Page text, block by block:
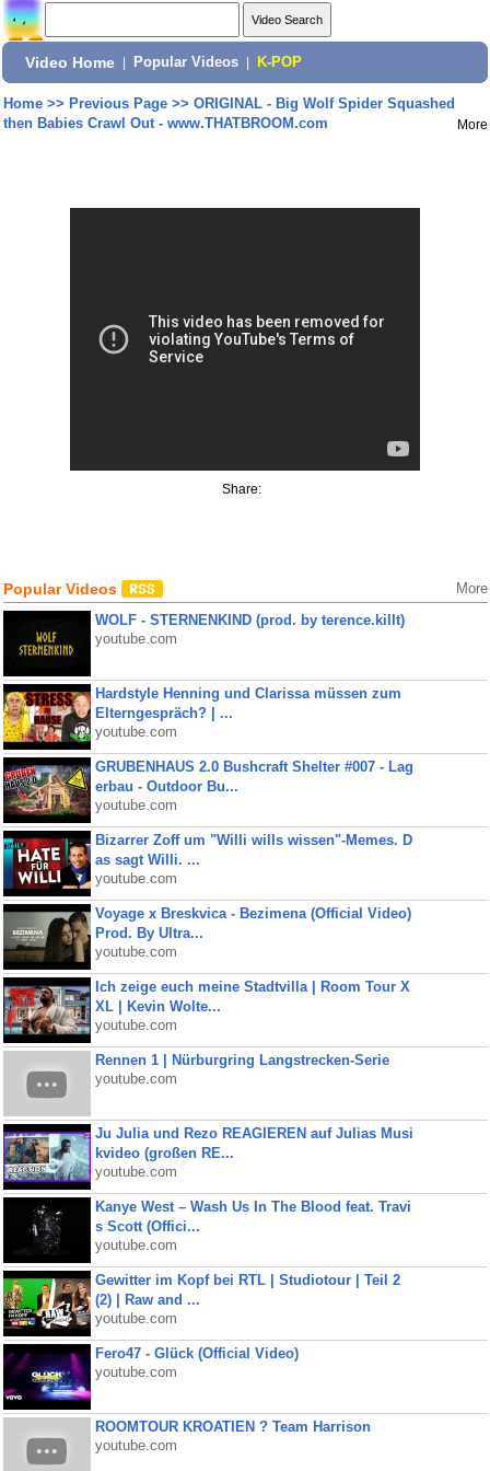
Video Home Popular Videos K-POP
Home>> Previous Page>> ORIGINAL - Big Wolf Spider Squashed
then Babies Crawl Out - www.THATBROOM.com
More
Share:
Popular Videos More
WOLF - STERNENKIND (prod. by terence.killt)
youtube.com
Hardstyle Henning und Clarissa müssen zum
Elterngespräch? | ...
youtube.com
GRUBENHAUS 2.0 Bushcraft Shelter #007 - Lag
erbau - Outdoor Bu...
youtube.com
Bizarrer Zoff um "Willi wills wissen"-Memes. D
as sagt Willi. ...
youtube.com
Voyage x Breskvica - Bezimena (Official Video)
Prod. By Ultra...
youtube.com
Ich zeige euch meine Stadtvilla | Room Tour X
XL | Kevin Wolte...
youtube.com
Rennen 1 | Nürburgring Langstrecken-Serie
youtube.com
Ju Julia und Rezo REAGIEREN auf Julias Musi
kvideo (großen RE...
youtube.com
Kanye West – Wash Us In The Blood feat. Travi
s Scott (Offici...
youtube.com
Gewitter im Kopf bei RTL | Studiotour | Teil 2
(2) | Raw and ...
youtube.com
Fero47 - Glück (Official Video)
youtube.com
ROOMTOUR KROATIEN ? Team Harrison
youtube.com